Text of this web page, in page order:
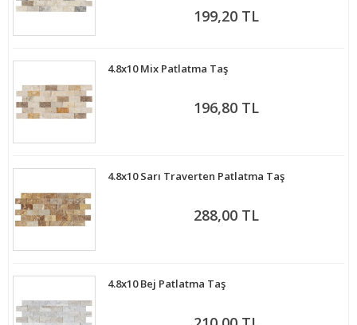
199,20 TL
4.8x10 Mix Patlatma Taş
196,80 TL
4.8x10 Sarı Traverten Patlatma Taş
288,00 TL
4.8x10 Bej Patlatma Taş